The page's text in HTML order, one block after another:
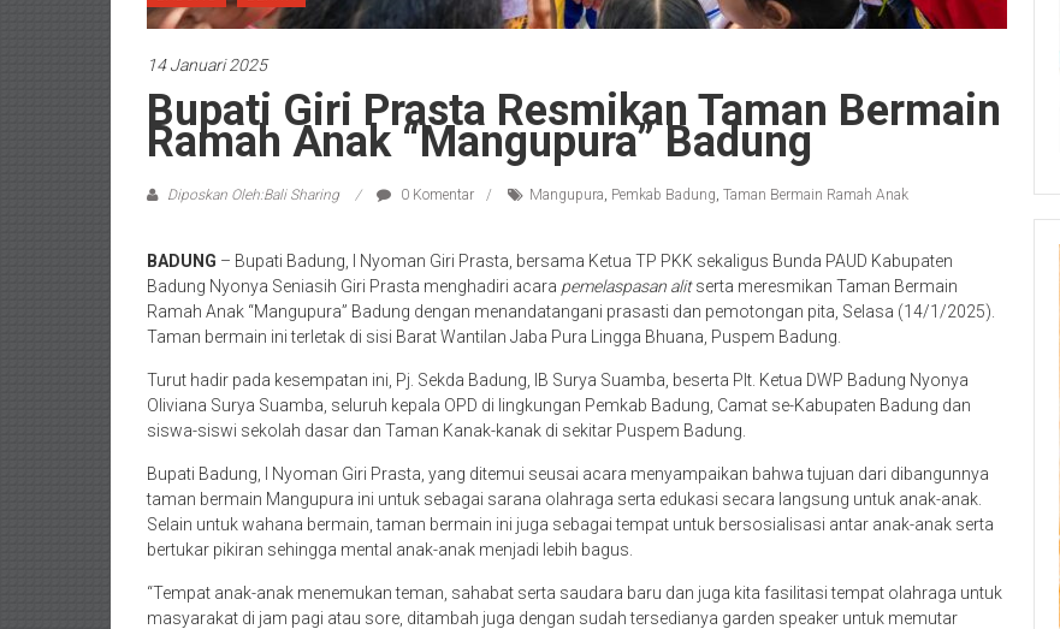
14 Januari 2025
Bupati Giri Prasta Resmikan Taman Bermain
Ramah Anak “Mangupura” Badung
Diposkan Oleh:Bali Sharing 0 Komentar Mangupura, Pemkab Badung, Taman Bermain Ramah Anak
BADUNG – Bupati Badung, I Nyoman Giri Prasta, bersama Ketua TP PKK sekaligus Bunda PAUD Kabupaten
Badung Nyonya Seniasih Giri Prasta menghadiri acara pemelaspasan alitserta meresmikan Taman Bermain
Ramah Anak “Mangupura” Badung dengan menandatangani prasasti dan pemotongan pita, Selasa (14/1/2025).
Taman bermain ini terletak di sisi Barat Wantilan Jaba Pura Lingga Bhuana, Puspem Badung.
Turut hadir pada kesempatan ini, Pj. Sekda Badung, IB Surya Suamba, beserta Plt. Ketua DWP Badung Nyonya
Oliviana Surya Suamba, seluruh kepala OPD di lingkungan Pemkab Badung, Camat se-Kabupaten Badung dan
siswa-siswi sekolah dasar dan Taman Kanak-kanak di sekitar Puspem Badung.
Bupati Badung, I Nyoman Giri Prasta, yang ditemui seusai acara menyampaikan bahwa tujuan dari dibangunnya
taman bermain Mangupura ini untuk sebagai sarana olahraga serta edukasi secara langsung untuk anak-anak.
Selain untuk wahana bermain, taman bermain ini juga sebagai tempat untuk bersosialisasi antar anak-anak serta
bertukar pikiran sehingga mental anak-anak menjadi lebih bagus.
“Tempat anak-anak menemukan teman, sahabat serta saudara baru dan juga kita fasilitasi tempat olahraga untuk
masyarakat di jam pagi atau sore, ditambah juga dengan sudah tersedianya garden speaker untuk memutar